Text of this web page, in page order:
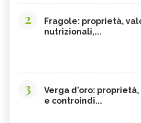
2
Fragole: proprietà,
nutrizionali,...
3
Verga d'oro: proprietà,
e controindi...